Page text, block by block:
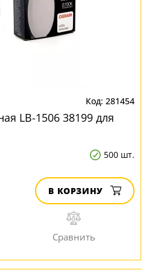
281454
LB-1506 38199 для
500 шт.
В КОРЗИНУ